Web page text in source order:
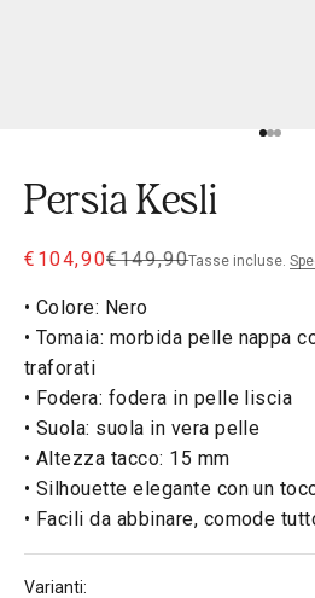
Vai al
Vai al
Vai al
Persia Kesli
Sale price
€104,90Regular price
€149,90Tasse incluse.
• Colore: Nero
• Tomaia: morbida pelle nappa
traforati
• Fodera: fodera in pelle liscia
• Suola: suola in vera pelle
• Altezza tacco: 15 mm
• Silhouette elegante con un
• Facili da abbinare, comode
Varianti: